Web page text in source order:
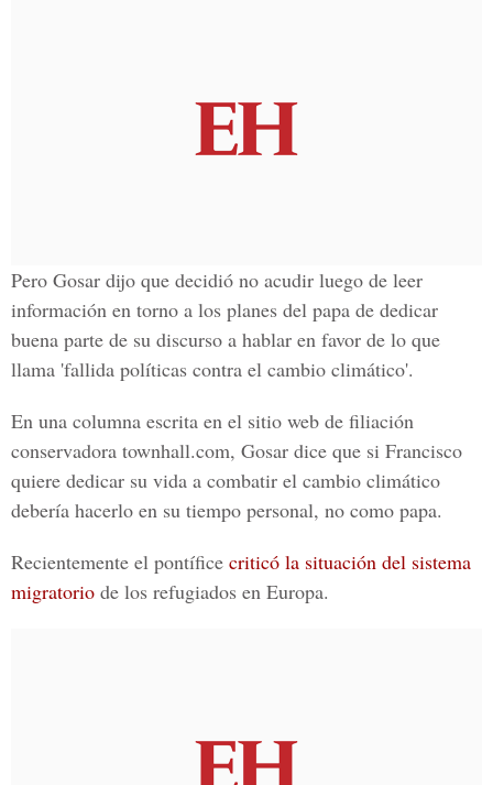
Pero Gosar dijo que decidió no acudir luego de leer
información en torno a los planes del papa de dedicar
buena parte de su discurso a hablar en favor de lo que
llama 'fallida políticas contra el cambio climático'.
En una columna escrita en el sitio web de filiación
conservadora townhall.com, Gosar dice que si Francisco
quiere dedicar su vida a combatir el cambio climático
debería hacerlo en su tiempo personal, no como papa.
Recientemente el pontífice criticó la situación del sistema
migratorio de los refugiados en Europa.